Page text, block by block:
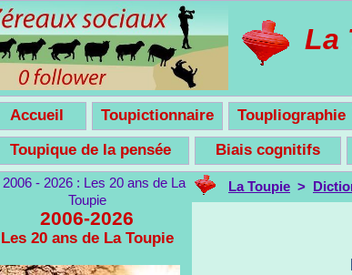
La
Accueil Toupictionnaire Toupliographie
Toupique de la pensée
Biais cognitifs
2006-2026
Les 20 ans de La Toupie
La Toupie >